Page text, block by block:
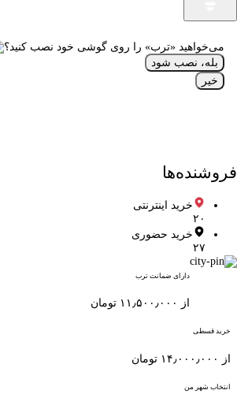
می‌خواهید «ترب» را روی گوشی خود نصب کنید؟
بله، نصب شود
خیر
فروشنده‌ها
خرید اینترنتی
۲۰
خرید حضوری
۲۷
دارای ضمانت ترب
از ۱۱٫۵۰۰٫۰۰۰ تومان
خرید قسطی
از ۱۴٫۰۰۰٫۰۰۰ تومان
انتخاب شهر من